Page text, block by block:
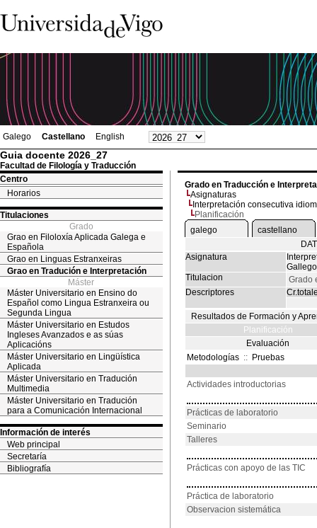
Galego Castellano English
Guia docente 2026_27
Facultad de Filología y Traducción
Centro
Horarios
Titulaciones
Grado
Grao en Filoloxía Aplicada Galega e
Española
Grao en Linguas Estranxeiras
Grao en Tradución e Interpretación
Máster
Máster Universitario en Ensino do
Español como Lingua Estranxeira ou
Segunda Lingua
Máster Universitario en Estudos
Ingleses Avanzados e as súas
Aplicacións
Máster Universitario en Lingüística
Aplicada
Máster Universitario en Tradución
Multimedia
Máster Universitario en Tradución
para a Comunicación Internacional
Información de interés
Web principal
Secretaría
Bibliografía
Grado en Traducción e
Asignaturas
Interpretación consecutiva
Planificación
galego
castellano
Asignatura
Gallego
Titulacion
Grado
Descriptores
Resultados de Formación y
Planificación
Evaluación
Metodologías :: Pruebas
Actividades introductorias
Prácticas de laboratorio
Seminario
Talleres
Prácticas con apoyo de las TIC
Práctica de laboratorio
Observacion sistemática